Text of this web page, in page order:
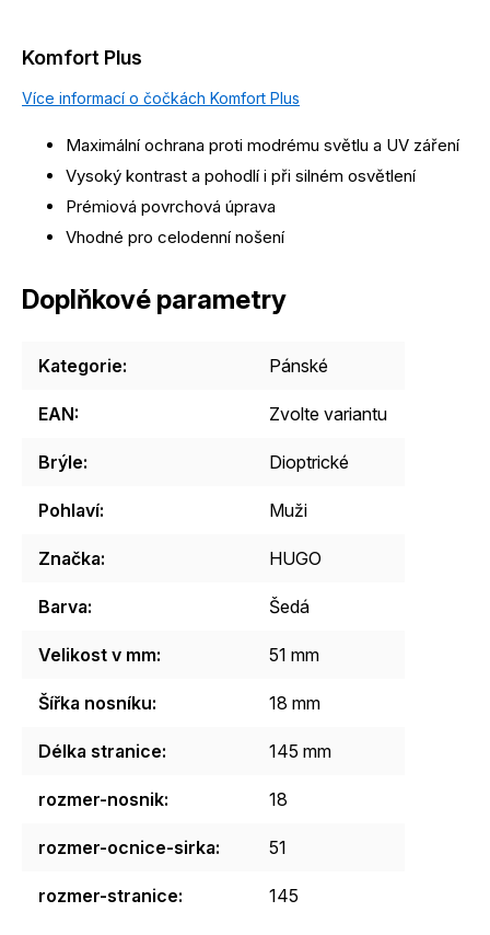
Komfort Plus
Více informací o čočkách Komfort Plus
Maximální ochrana proti modrému světlu a UV záření
Vysoký kontrast a pohodlí i při silném osvětlení
Prémiová povrchová úprava
Vhodné pro celodenní nošení
Doplňkové parametry
Kategorie: Pánské
EAN: Zvolte variantu
Brýle: Dioptrické
Pohlaví: Muži
Značka: HUGO
Barva: Šedá
Velikost v mm: 51 mm
Šířka nosníku: 18 mm
Délka stranice: 145 mm
rozmer-nosnik: 18
rozmer-ocnice-sirka: 51
rozmer-stranice: 145